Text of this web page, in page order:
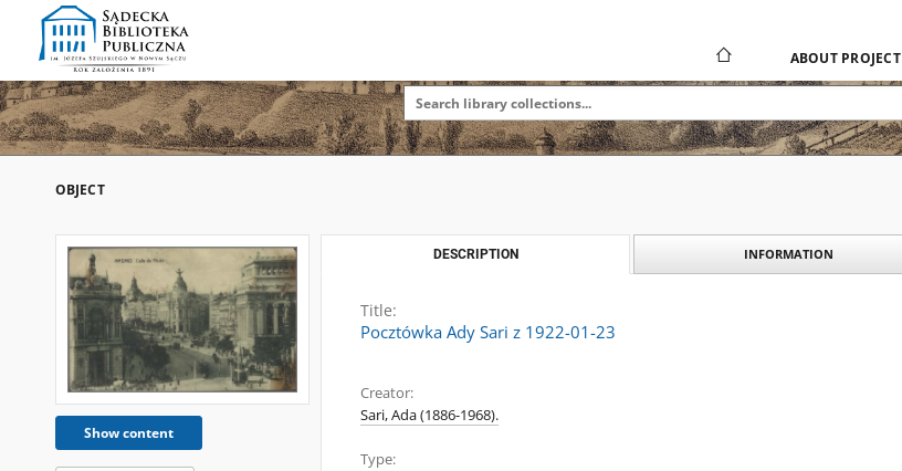
ABOUT PROJECT
OBJECT
Show content
DESCRIPTION INFORMATION
Title:
Pocztówka Ady Sari z 1922-01-23
Creator:
Sari, Ada (1886-1968).
Type: